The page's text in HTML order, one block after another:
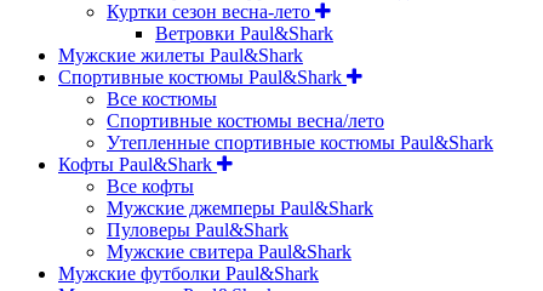
Куртки сезон весна-лето
Ветровки Paul&Shark
Мужские жилеты Paul&Shark
Спортивные костюмы Paul&Shark
Все костюмы
Спортивные костюмы весна/лето
Утепленные спортивные костюмы Paul&Shark
Кофты Paul&Shark
Все кофты
Мужские джемперы Paul&Shark
Пуловеры Paul&Shark
Мужские свитера Paul&Shark
Мужские футболки Paul&Shark